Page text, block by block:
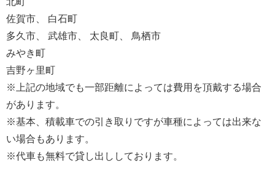
佐賀市、 白石町
多久市、 武雄市、 太良町、 鳥栖市
みやき町
吉野ヶ里町
※上記の地域でも一部距離によっては費用を頂戴する場合
があります。
※基本、積載車での引き取りですが車種によっては出来な
い場合もあります。
※代車も無料で貸し出ししております。